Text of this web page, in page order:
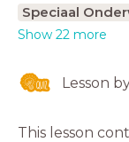
Speciaal
Show 22 more
Lesson
This lesson